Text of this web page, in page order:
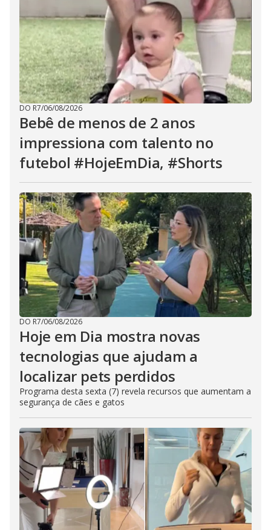
DO R7/06/08/2026
Bebê de menos de 2 anos
impressiona com talento no
futebol #HojeEmDia, #Shorts
DO R7/06/08/2026
Hoje em Dia mostra novas
tecnologias que ajudam a
localizar pets perdidos
Programa desta sexta (7) revela recursos que aumentam a
segurança de cães e gatos